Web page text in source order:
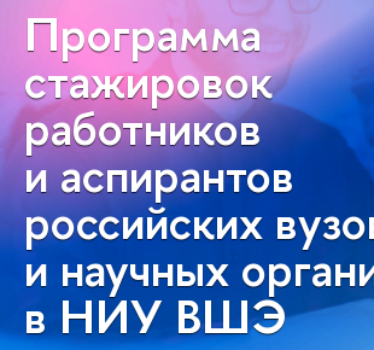
Программа
стажировок
работников
и аспирантов
российских
и научных
в НИУ ВШЭ